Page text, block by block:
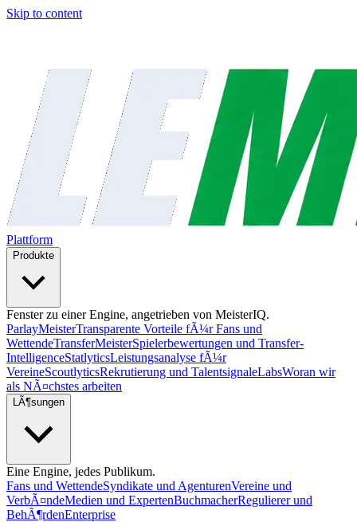
Skip to content
Plattform
Produkte
Fenster zu einer Engine, angetrieben von MeisterIQ.
ParlayMeisterTransparente Vorteile fÃ¼r Fans und
WettendeTransferMeisterSpielerbewertungen und Transfer-
IntelligenceStatlyticsLeistungsanalyse fÃ¼r
VereineScoutlyticsRekrutierung und TalentsignaleLabsWoran wir
als NÃ¤chstes arbeiten
LÃ¶sungen
Eine Engine, jedes Publikum.
Fans und WettendeSyndikate und AgenturenVereine und
VerbÃ¤ndeMedien und ExpertenBuchmacherRegulierer und
BehÃ¶rdenEnterprise